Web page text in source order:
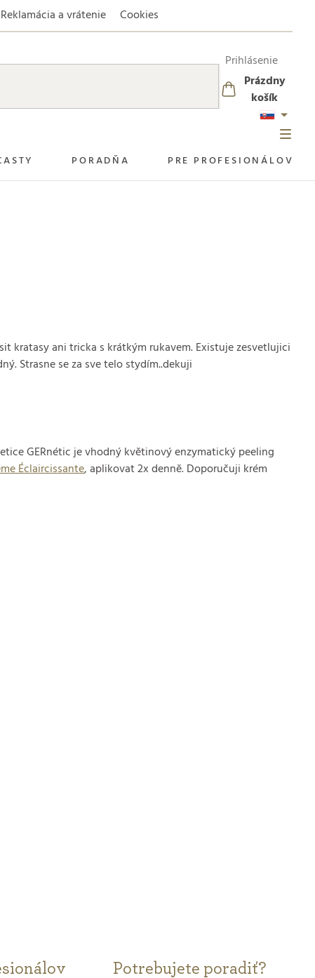
Reklamácia a vrátenie Cookies
Prihlásenie
NÁKUPNÝ
KOŠÍK
Prázdny
košík
PORADŇA PRE PROFESIONÁLOV
kratasy ani tricka s krátkým rukavem. Existuje zesvetlujici
Strasne se za sve telo stydím..dekuji
GERnétic je vhodný květinový enzymatický peeling
Éclaircissante, aplikovat 2x denně. Doporučuji krém
Potrebujete poradiť?